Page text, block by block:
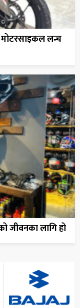
मोटरसाइकल लन्च
जीवनका लागि हो